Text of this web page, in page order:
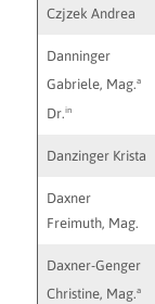
Czjzek Andrea
Danninger
Gabriele, Mag.a
Dr.in
Danzinger Krista
Daxner
Freimuth, Mag.
Daxner-Genger
Christine, Mag.a